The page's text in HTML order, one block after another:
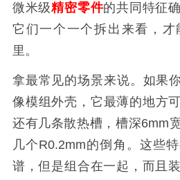
微米级精密零件的共同特征
它们一个一个拆出来看，
里。
拿最常见的场景来说。如果
像模组外壳，它最薄的地方
还有几条散热槽，槽深6mm
几个R0.2mm的倒角。这些
谱，但是组合在一起，而且